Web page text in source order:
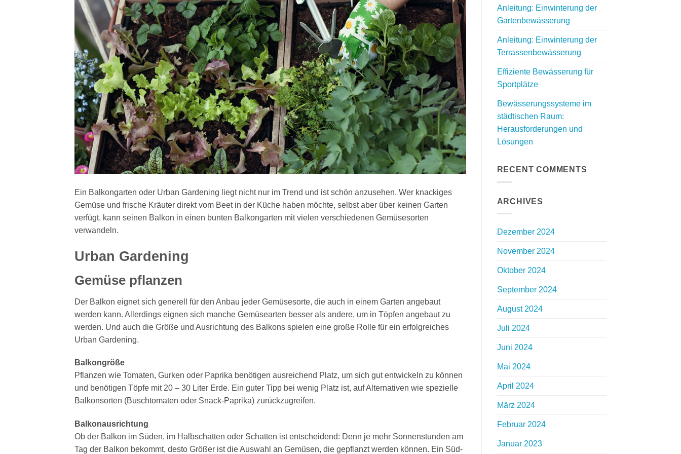
Ein Balkongarten oder Urban Gardening liegt nicht nur im Trend und ist schön anzusehen. Wer knackiges
Gemüse und frische Kräuter direkt vom Beet in der Küche haben möchte, selbst aber über keinen Garten
verfügt, kann seinen Balkon in einen bunten Balkongarten mit vielen verschiedenen Gemüsesorten
verwandeln.
Urban Gardening
Gemüse pflanzen
Der Balkon eignet sich generell für den Anbau jeder Gemüsesorte, die auch in einem Garten angebaut
werden kann. Allerdings eignen sich manche Gemüsearten besser als andere, um in Töpfen angebaut zu
werden. Und auch die Größe und Ausrichtung des Balkons spielen eine große Rolle für ein erfolgreiches
Urban Gardening.
Balkongröße
Pflanzen wie Tomaten, Gurken oder Paprika benötigen ausreichend Platz, um sich gut entwickeln zu können
und benötigen Töpfe mit 20 – 30 Liter Erde. Ein guter Tipp bei wenig Platz ist, auf Alternativen wie spezielle
Balkonsorten (Buschtomaten oder Snack-Paprika) zurückzugreifen.
Balkonausrichtung
Ob der Balkon im Süden, im Halbschatten oder Schatten ist entscheidend: Denn je mehr Sonnenstunden am
Tag der Balkon bekommt, desto Größer ist die Auswahl an Gemüsen, die gepflanzt werden können. Ein Süd-
Anleitung: Einwinterung der
Gartenbewässerung
Anleitung: Einwinterung der
Terrassenbewässerung
Effiziente Bewässerung für
Sportplätze
Bewässerungssysteme im
städtischen Raum:
Herausforderungen und
Lösungen
RECENT COMMENTS
ARCHIVES
Dezember 2024
November 2024
Oktober 2024
September 2024
August 2024
Juli 2024
Juni 2024
Mai 2024
April 2024
März 2024
Februar 2024
Januar 2023